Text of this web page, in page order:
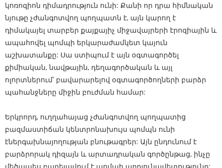
կոռոզիոն դիմադրություն ունի: Քանի որ դրա հիմնական
նյութը չժանգոտվող պողպատն է, այն կարող է
դիմակայել տարբեր քայքայիչ միջավայրերի էրոզիային և
ապահովել պոմպի երկարաժամկետ կայուն
աշխատանքը: Սա ստիպում է այն օգտագործել
քիմիական, նավթային, դեղագործական և այլ
ոլորտներում՝ բավարարելով օգտագործողների բարձր
պահանջները միջին բուժման համար:
Երկրորդ, ուղղահայաց չժանգոտվող պողպատից
բազմաստիճան կենտրոնախույս պոմպն ունի
էներգախնայողության բնութագրեր: Այն ընդունում է
բարձրորակ դիզայն և արտադրական գործընթաց, ինչը